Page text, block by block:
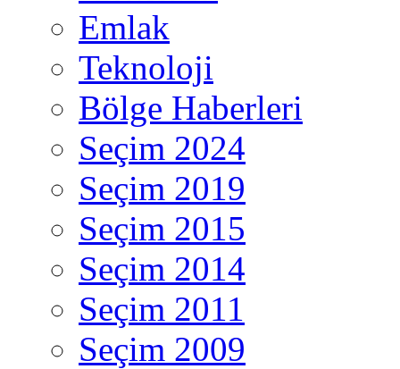
Emlak
Teknoloji
Bölge Haberleri
Seçim 2024
Seçim 2019
Seçim 2015
Seçim 2014
Seçim 2011
Seçim 2009